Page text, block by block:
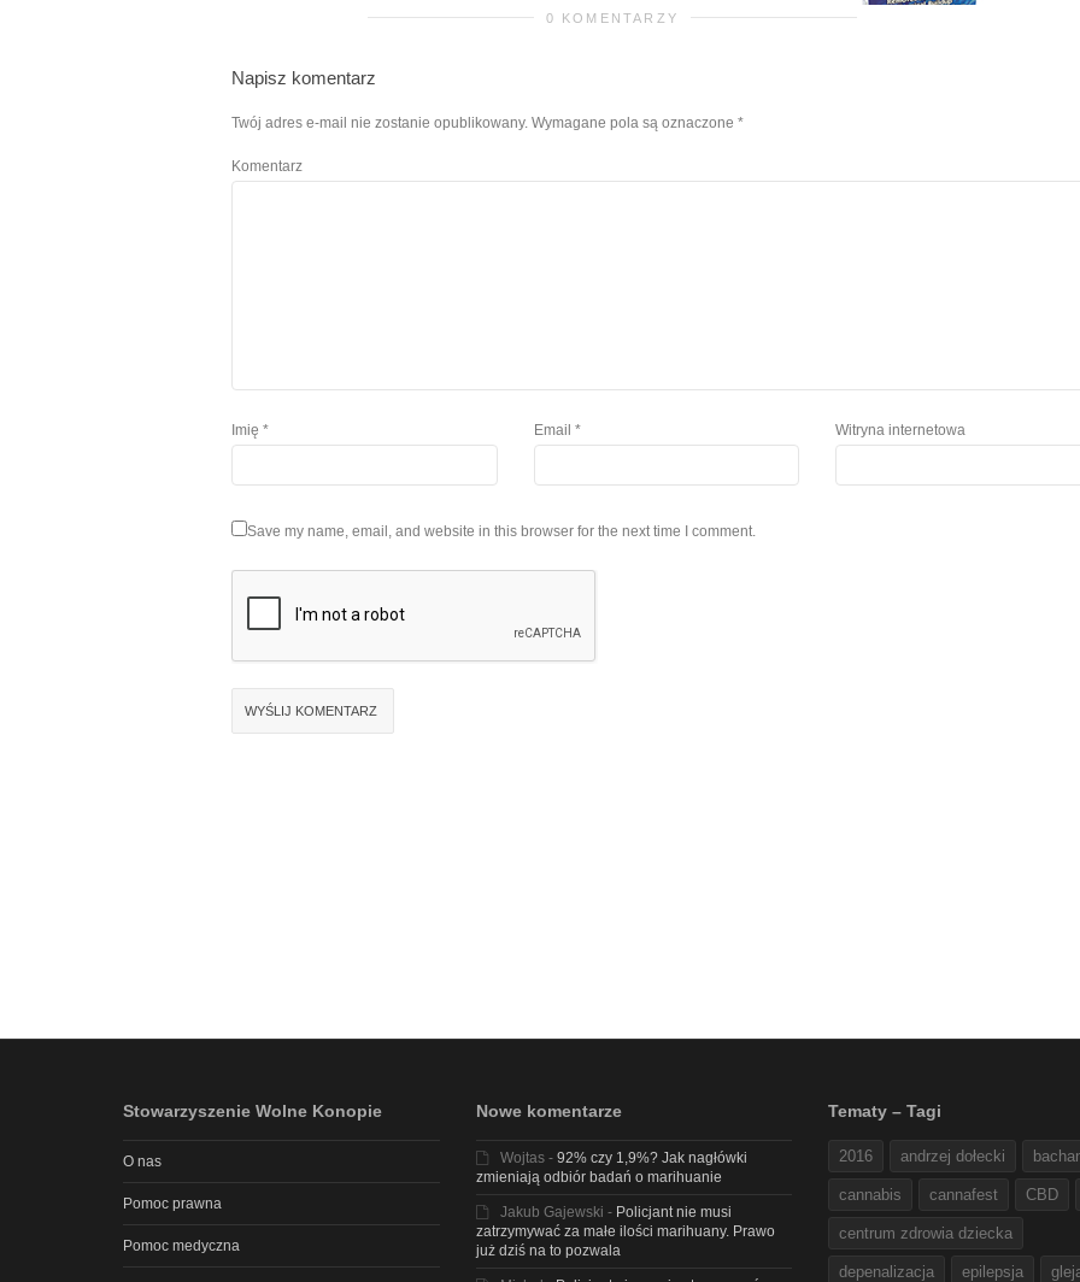
0 KOMENTARZY
Napisz komentarz
Twój adres e-mail nie zostanie opublikowany. Wymagane pola są oznaczone *
Komentarz
Imię * Email * Witryna internetowa
Save my name, email, and website in this browser for the next time I comment.
Stowarzyszenie Wolne Konopie
O nas
Pomoc prawna
Pomoc medyczna
Nowe komentarze
Wojtas- 92% czy 1,9%? Jak nagłówki
zmieniają odbiór badań o marihuanie
Jakub Gajewski - Policjant nie musi
zatrzymywać za małe ilości marihuany. Prawo
już dziś na to pozwala
Tematy – Tagi
2016 andrzej dołecki
cannabis cannafest CBD
centrum zdrowia dziecka
depenalizacja epilepsja